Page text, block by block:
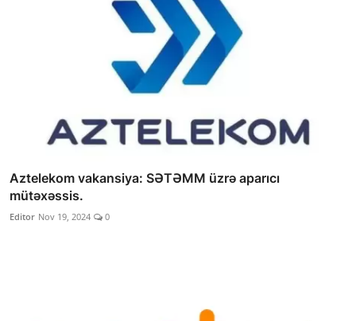
Aztelekom vakansiya: SƏTƏMM üzrə aparıcı
mütəxəssis.
Editor Nov 19, 2024 0